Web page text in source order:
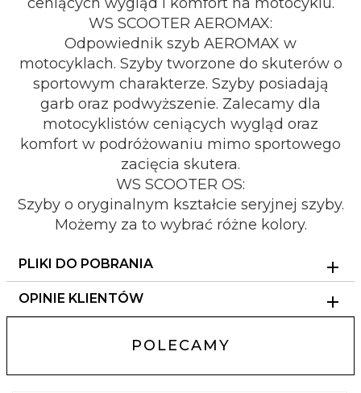
ceniących wygląd i komfort na motocyklu.
WS SCOOTER AEROMAX:
Odpowiednik szyb AEROMAX w
motocyklach. Szyby tworzone do skuterów o
sportowym charakterze. Szyby posiadają
garb oraz podwyższenie. Zalecamy dla
motocyklistów ceniących wygląd oraz
komfort w podróżowaniu mimo sportowego
zacięcia skutera.
WS SCOOTER OS:
Szyby o oryginalnym kształcie seryjnej szyby.
Możemy za to wybrać różne kolory.
PLIKI DO POBRANIA
OPINIE KLIENTÓW
POLECAMY